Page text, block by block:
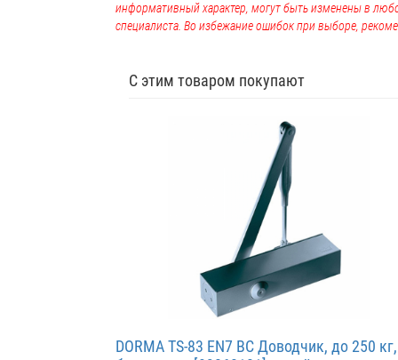
информативный характер, могут быть изменены в
специалиста. Во избежание ошибок при выборе,
С этим товаром покупают
DORMA TS-83 EN7 BC Доводчик, до 250 кг,